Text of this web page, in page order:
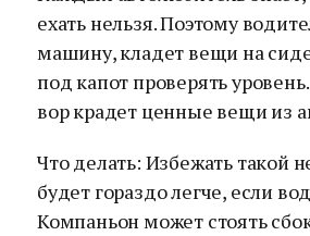
ехать нельзя. Поэтому
машину, кладет вещи на
под капот проверять
вор крадет ценные вещи из
Что делать: Избежать такой
будет гораздо легче, если
Компаньон может стоять